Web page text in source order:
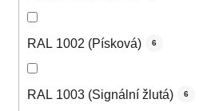
RAL 1002 (Písková) 6
RAL 1003 (Signální žlutá) 6